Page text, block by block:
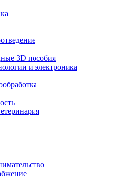
3D пособия
и электроника